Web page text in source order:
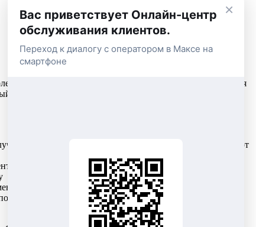
В целях повышения качества обслуживания
способ получения квитанций от «НЭСКО» может
постоянный доступ к информации вне зависимости от
А главное, получая платежные документы на свой e-
в бумажном формате составляет порядка двух дней.
этой услугой внесет вклад в экологию -
×
Вас приветствует Онлайн-центр
обслуживания клиентов.
Переход к диалогу с оператором в Максе на
смартфоне